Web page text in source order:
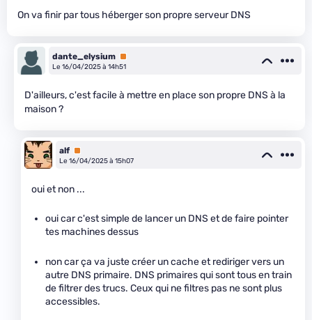
On va finir par tous héberger son propre serveur DNS
dante_elysium Premium
Le 16/04/2025 à 14h51
D'ailleurs, c'est facile à mettre en place son propre DNS à la
maison ?
alf Premium
Le 16/04/2025 à 15h07
oui et non ...
oui car c'est simple de lancer un DNS et de faire pointer
tes machines dessus
non car ça va juste créer un cache et rediriger vers un
autre DNS primaire. DNS primaires qui sont tous en train
de filtrer des trucs. Ceux qui ne filtres pas ne sont plus
accessibles.